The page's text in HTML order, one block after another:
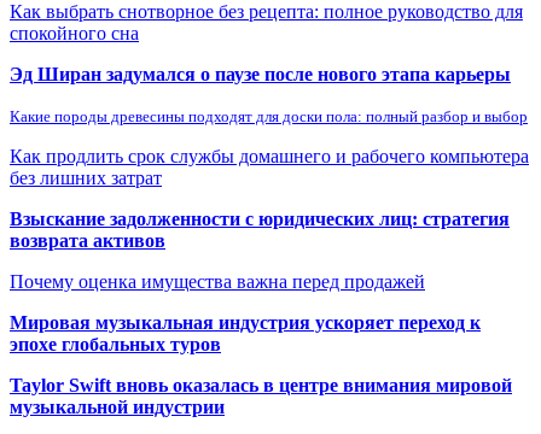
Как выбрать снотворное без рецепта: полное руководство для
спокойного сна
Эд Ширан задумался о паузе после нового этапа карьеры
Какие породы древесины подходят для доски пола: полный разбор и выбор
Как продлить срок службы домашнего и рабочего компьютера
без лишних затрат
Взыскание задолженности с юридических лиц: стратегия
возврата активов
Почему оценка имущества важна перед продажей
Мировая музыкальная индустрия ускоряет переход к
эпохе глобальных туров
Taylor Swift вновь оказалась в центре внимания мировой
музыкальной индустрии